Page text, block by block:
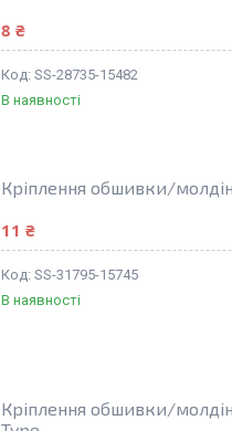
8 ₴
SS-28735-15482
В наявності
Кріплення обшивки/
11 ₴
SS-31795-15745
В наявності
Кріплення обшивки/